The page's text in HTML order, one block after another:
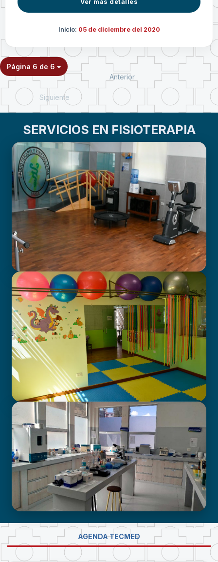
Ver más detalles
Inicio: 05 de diciembre del 2020
Página 6 de 6
Anterior
Siguiente
SERVICIOS EN FISIOTERAPIA
GABINETE DE FISIOTERAPIA
CENTRO DE ATENCIÓN EN
NEURODESARROLLO INFANTIL
LABORATORIO DE INVESTIGACIÓN -
PROUMSA
AGENDA TECMED